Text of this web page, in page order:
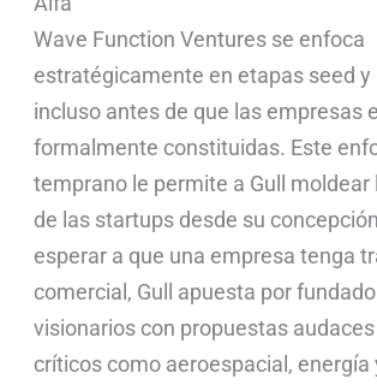
Wave Function Ventures se enfoca
estratégicamente en etapas seed y
incluso antes de que las empresas
formalmente constituidas. Este
temprano le permite a Gull moldear
de las startups desde su
esperar a que una empresa tenga
comercial, Gull apuesta por
visionarios con propuestas
críticos como aeroespacial, energía